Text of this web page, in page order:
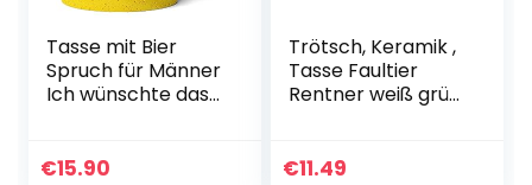
Tasse mit Bier
Spruch für Männer
Ich wünschte das
Kaffee-Tasse
€15.90
Trötsch, Keramik ,
Tasse Faultier
Rentner weiß grün:
Geschenkidee
€11.49